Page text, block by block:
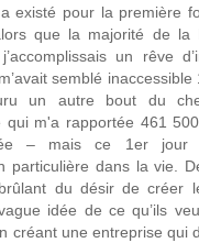
existé pour la première
que la majorité de la
un rêve
semblé
un autre bout du
qui m'a rapportée 461
– mais ce 1er jour
particulière dans la vie.
du désir de créer
idée de ce qu’ils
créant une entreprise qui